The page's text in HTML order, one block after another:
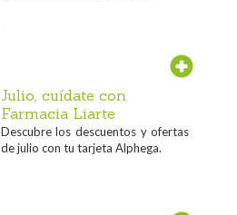
Julio, cuídate con
Farmacia Liarte
Descubre los descuentos y ofertas
de julio con tu tarjeta Alphega.